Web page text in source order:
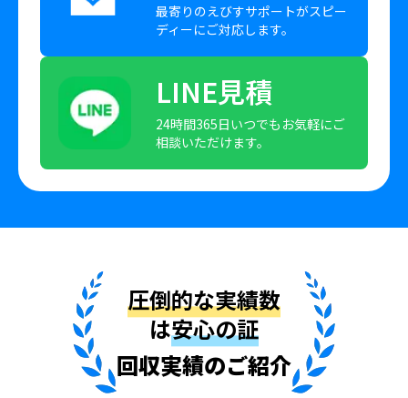
最寄りのえびすサポートがスピー
ディーにご対応します。
LINE見積
24時間365日いつでもお気軽にご
相談いただけます。
圧倒的な実績数
は安心の証
回収実績のご紹介